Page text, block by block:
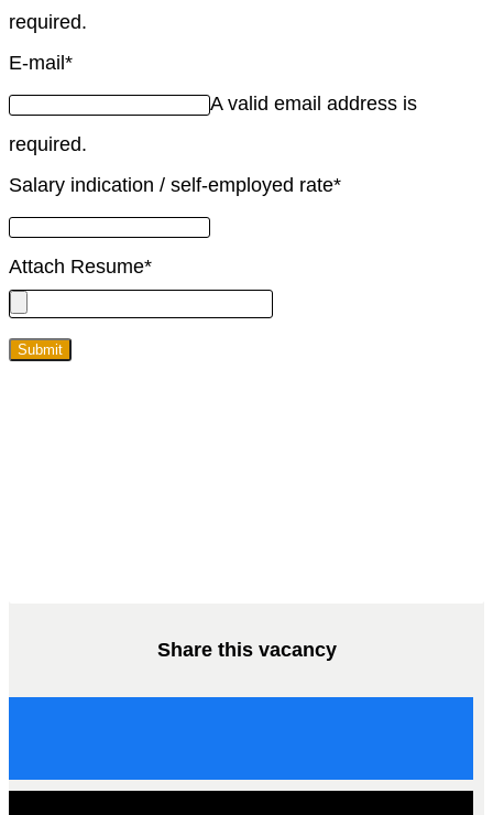
required.
E-mail*
A valid email address is
required.
Salary indication / self-employed rate*
Attach Resume*
Submit
Share this vacancy